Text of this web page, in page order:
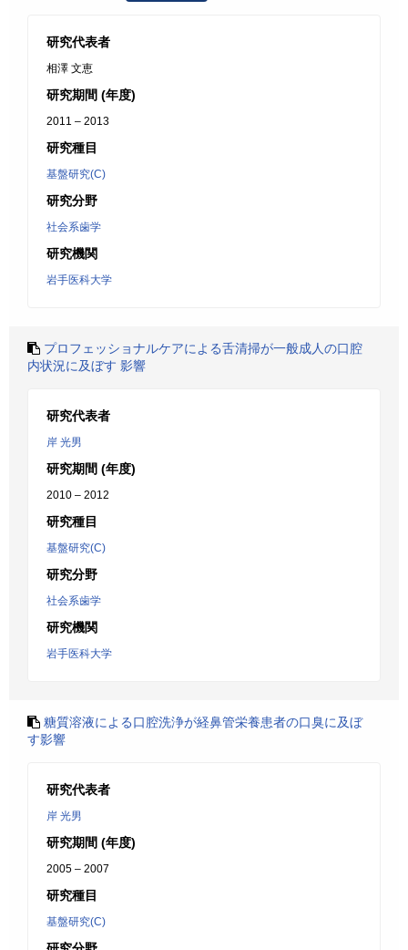
研究代表者
相澤 文恵
研究期間 (年度)
2011 – 2013
研究種目
基盤研究(C)
研究分野
社会系歯学
研究機関
岩手医科大学
プロフェッショナルケアによる舌清掃が一般成人の口腔
内状況に及ぼす 影響
研究代表者
岸 光男
研究期間 (年度)
2010 – 2012
研究種目
基盤研究(C)
研究分野
社会系歯学
研究機関
岩手医科大学
糖質溶液による口腔洗浄が経鼻管栄養患者の口臭に及ぼ
す影響
研究代表者
岸 光男
研究期間 (年度)
2005 – 2007
研究種目
基盤研究(C)